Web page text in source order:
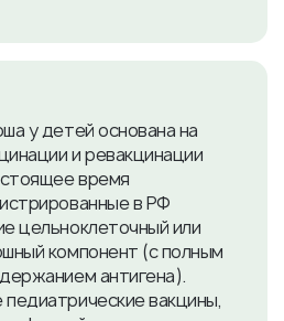
у детей основана на
и ревакцинации
время
в РФ
цельноклеточный или
компонент (с полным
антигена).
вакцины,